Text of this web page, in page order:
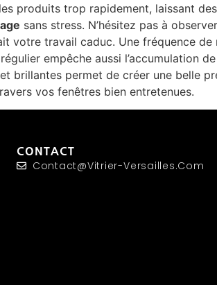
produits trop rapidement, laissant des
sans stress. N’hésitez pas à
votre travail caduc. Une fréquence de
empêche aussi l’accumulation
brillantes permet de créer une belle
vos fenêtres bien entretenues.
CONTACT
Contact@vitrier-Versailles.com